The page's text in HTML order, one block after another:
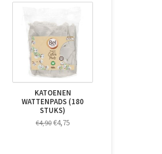
KATOENEN
WATTENPADS (180
STUKS)
€4,90 €4,75